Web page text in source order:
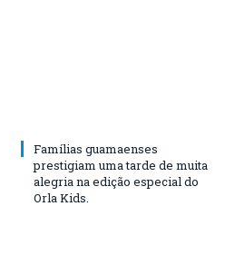
Famílias guamaenses
prestigiam uma tarde de muita
alegria na edição especial do
Orla Kids.